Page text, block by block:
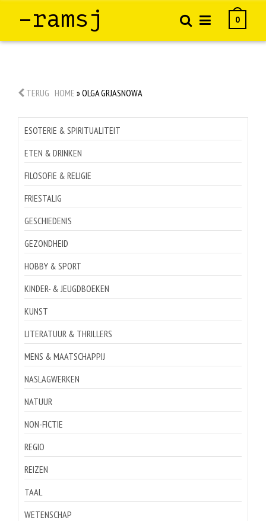
–ramsj 0
TERUG HOME »OLGA GRJASNOWA
ESOTERIE & SPIRITUALITEIT
ETEN & DRINKEN
FILOSOFIE & RELIGIE
FRIESTALIG
GESCHIEDENIS
GEZONDHEID
HOBBY & SPORT
KINDER- & JEUGDBOEKEN
KUNST
LITERATUUR & THRILLERS
MENS & MAATSCHAPPIJ
NASLAGWERKEN
NATUUR
NON-FICTIE
REGIO
REIZEN
TAAL
WETENSCHAP